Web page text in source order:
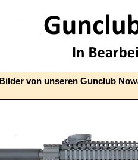
Bilder von unseren Gunclub